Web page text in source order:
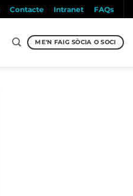
Contacte Intranet FAQs
ME'N FAIG SÒCIA O SOCI